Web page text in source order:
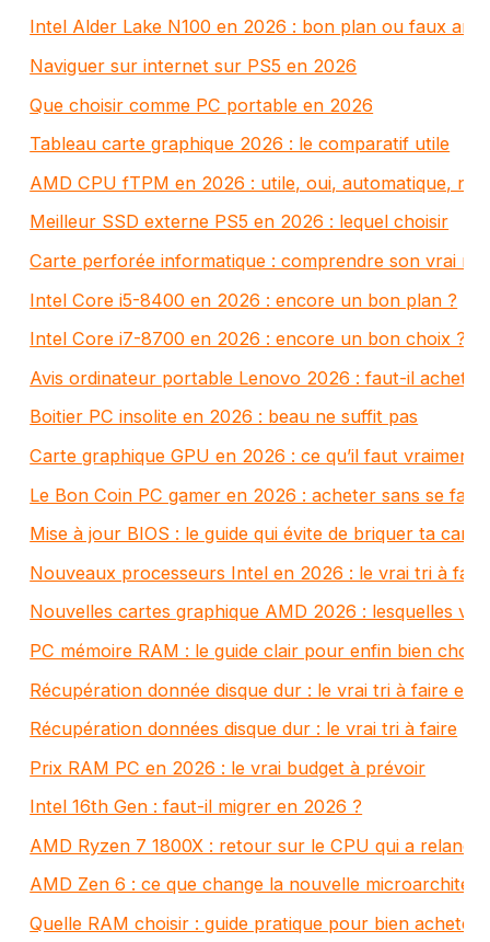
Intel Alder Lake N100 en 2026 : bon plan ou faux ami
Naviguer sur internet sur PS5 en 2026
Que choisir comme PC portable en 2026
Tableau carte graphique 2026 : le comparatif utile
AMD CPU fTPM en 2026 : utile, oui, automatique, non
Meilleur SSD externe PS5 en 2026 : lequel choisir
Carte perforée informatique : comprendre son vrai
Intel Core i5-8400 en 2026 : encore un bon plan ?
Intel Core i7-8700 en 2026 : encore un bon choix ?
Avis ordinateur portable Lenovo 2026 : faut-il acheter
Boitier PC insolite en 2026 : beau ne suffit pas
Carte graphique GPU en 2026 : ce qu’il faut vraiment
Le Bon Coin PC gamer en 2026 : acheter sans se
Mise à jour BIOS : le guide qui évite de briquer ta carte
Nouveaux processeurs Intel en 2026 : le vrai tri à faire
Nouvelles cartes graphique AMD 2026 : lesquelles
PC mémoire RAM : le guide clair pour enfin bien
Récupération donnée disque dur : le vrai tri à faire en
Récupération données disque dur : le vrai tri à faire
Prix RAM PC en 2026 : le vrai budget à prévoir
Intel 16th Gen : faut-il migrer en 2026 ?
AMD Ryzen 7 1800X : retour sur le CPU qui a relancé
AMD Zen 6 : ce que change la nouvelle
Quelle RAM choisir : guide pratique pour bien acheter